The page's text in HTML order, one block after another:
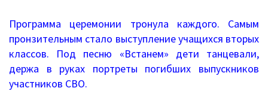
I. Результаты обучения школьников
II. Практико-ориентированность
школьного образования
Программа церемонии тронула каждого. Самым
пронзительным стало выступление учащихся вторых
классов. Под песню «Встанем» дети танцевали,
держа в руках портреты погибших выпускников
участников СВО.